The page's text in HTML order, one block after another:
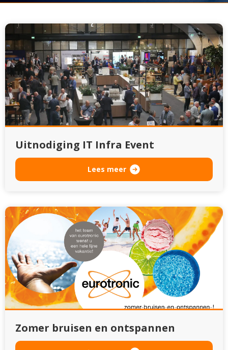
Uitnodiging IT Infra Event
Lees meer
Zomer bruisen en ontspannen